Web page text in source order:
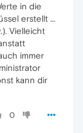
in die
erstellt ...
Vielleicht
immer
kann dir
0